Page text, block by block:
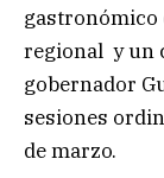
gastronómico
regional y un
gobernador
sesiones
de marzo.